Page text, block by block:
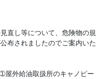
直し等について、危険物の規
布されましたのでご案内いた
屋外給油取扱所のキャノピー